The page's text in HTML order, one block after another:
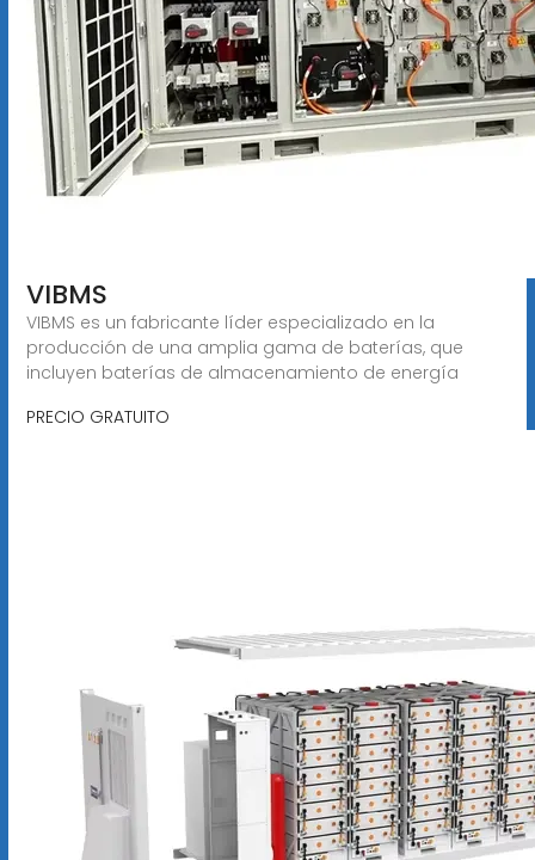
VIBMS
VIBMS es un fabricante líder especializado en la
producción de una amplia gama de baterías, que
incluyen baterías de almacenamiento de energía
PRECIO GRATUITO